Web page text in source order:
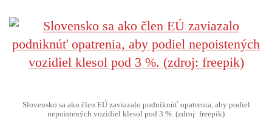
Slovensko sa ako člen EÚ zaviazalo podniknúť opatrenia, aby podiel
nepoistených vozidiel klesol pod 3 %. (zdroj: freepik)